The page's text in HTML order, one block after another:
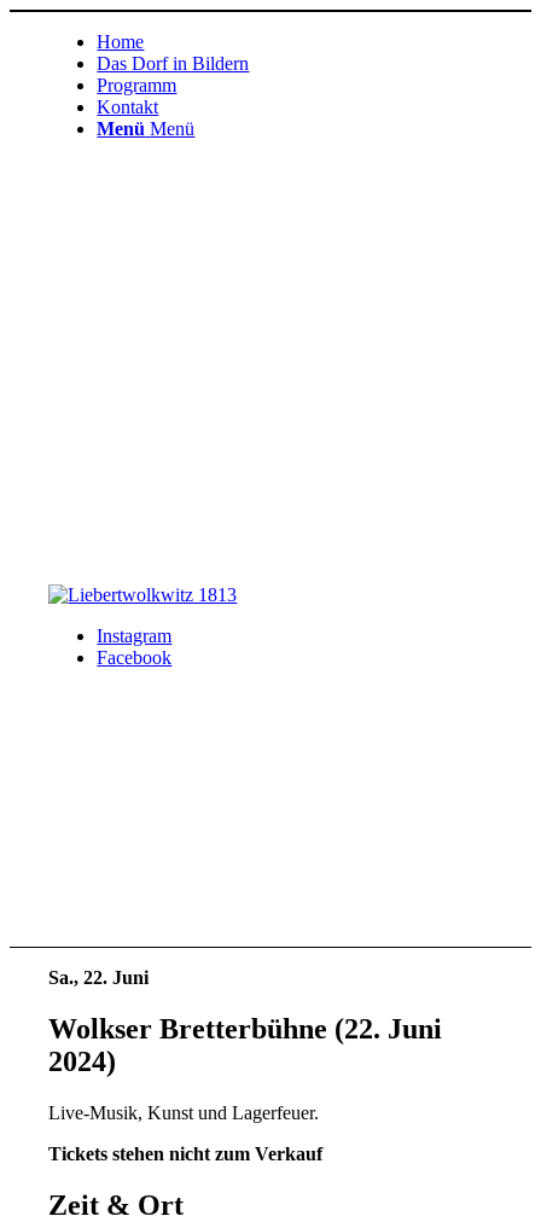
Home
Das Dorf in Bildern
Programm
Kontakt
Menü Menü
Instagram
Facebook
Sa., 22. Juni
Wolkser Bretterbühne (22. Juni
2024)
Live-Musik, Kunst und Lagerfeuer.
Tickets stehen nicht zum Verkauf
Zeit & Ort